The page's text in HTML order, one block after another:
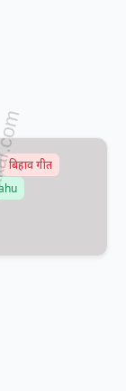
बिहाव गीत